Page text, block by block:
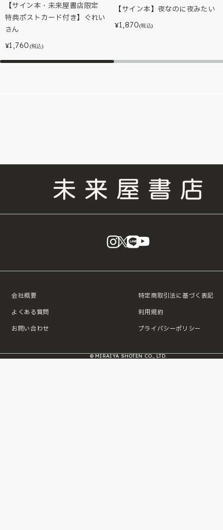
【サイン本・未来屋書店限定
特典ポストカード付き】ぐれい
さん
¥1,760 (税込)
【サイン本】夜なのに夜みたい
¥1,870(税込)
instagram
X LINE
会社概要
よくある質問
お問い合わせ
特定商取引法に基づく表記
利用規約
プライバシーポリシー
© MIRAIYA SHOTEN CO., LTD.